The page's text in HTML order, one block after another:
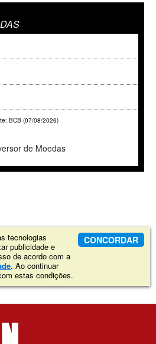
BCB (07/08/2026)
de Moedas
tecnologias
publicidade e
de acordo com a
. Ao continuar
estas condições.
CONCORDAR